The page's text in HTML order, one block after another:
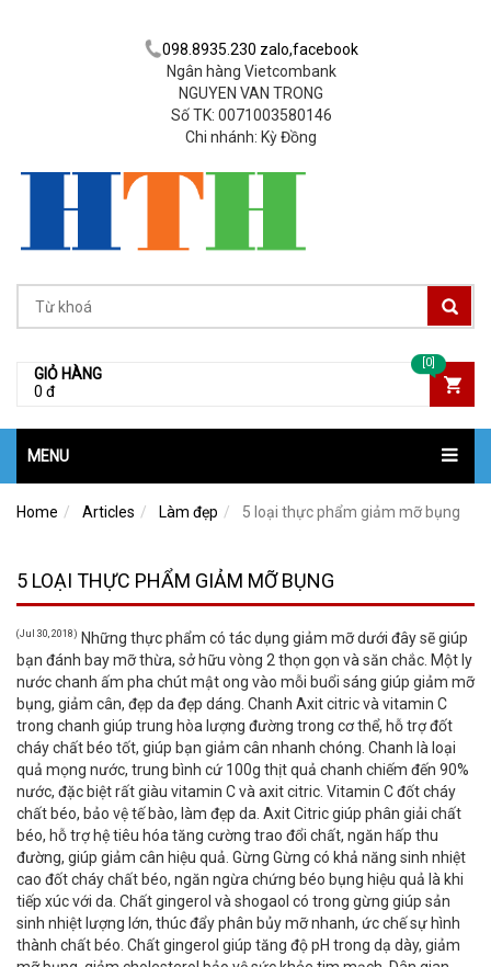
098.8935.230 zalo,facebook
Ngân hàng Vietcombank
NGUYEN VAN TRONG
Số TK: 0071003580146
Chi nhánh: Kỳ Đồng
GIỎ HÀNG
0 đ
[0]
MENU
Home Articles Làm đẹp 5 loại thực phẩm giảm mỡ bụng
5 LOẠI THỰC PHẨM GIẢM MỠ BỤNG
(Jul 30, 2018) Những thực phẩm có tác dụng giảm mỡ dưới đây sẽ giúp
bạn đánh bay mỡ thừa, sở hữu vòng 2 thọn gọn và săn chắc. Một ly
nước chanh ấm pha chút mật ong vào mỗi buổi sáng giúp giảm mỡ
bụng, giảm cân, đẹp da đẹp dáng. Chanh Axit citric và vitamin C
trong chanh giúp trung hòa lượng đường trong cơ thể, hỗ trợ đốt
cháy chất béo tốt, giúp bạn giảm cân nhanh chóng. Chanh là loại
quả mọng nước, trung bình cứ 100g thịt quả chanh chiếm đến 90%
nước, đặc biệt rất giàu vitamin C và axit citric. Vitamin C đốt cháy
chất béo, bảo vệ tế bào, làm đẹp da. Axit Citric giúp phân giải chất
béo, hỗ trợ hệ tiêu hóa tăng cường trao đổi chất, ngăn hấp thu
đường, giúp giảm cân hiệu quả. Gừng Gừng có khả năng sinh nhiệt
cao đốt cháy chất béo, ngăn ngừa chứng béo bụng hiệu quả là khi
tiếp xúc với da. Chất gingerol và shogaol có trong gừng giúp sản
sinh nhiệt lượng lớn, thúc đẩy phân bủy mỡ nhanh, ức chế sự hình
thành chất béo. Chất gingerol giúp tăng độ pH trong dạ dày, giảm